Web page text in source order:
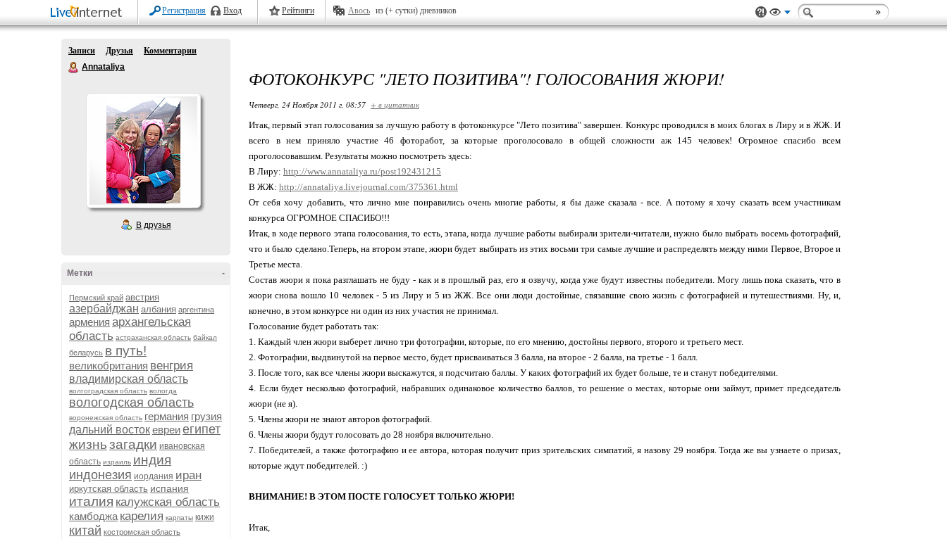
Регистрация Вход Рейтинги Авось из (+ сутки) дневников
Записи Друзья
Комментарии
Annataliya
В друзья
-
Метки
Пермский край австрия
азербайджан албания аргентина
армения архангельская
область астраханская область байкал
беларусь в путь!
великобритания венгрия
владимирская область
волгоградская область вологда
вологодская область
воронежская область германия грузия
дальний востокевреиегипет
жизньзагадки ивановская
область израиль индия
индонезия иордания иран
иркутская область испания
италия калужская область
камбоджа карелия карпаты кижи
китай костромская область
ФОТОКОНКУРС "ЛЕТО ПОЗИТИВА"! ГОЛОСОВАНИЯ ЖЮРИ!
Четверг, 24 Ноября 2011 г. 08:57 + в цитатник
Итак, первый этап голосования за лучшую работу в фотоконкурсе "Лето позитива" завершен. Конкурс проводился в моих блогах в Лиру и в ЖЖ. И
всего в нем приняло участие 46 фоторабот, за которые проголосовало в общей сложности аж 145 человек! Огромное спасибо всем
проголосовавшим. Результаты можно посмотреть здесь:
В Лиру: http://www.annataliya.ru/post192431215
В ЖЖ: http://annataliya.livejournal.com/375361.html
От себя хочу добавить, что лично мне понравились очень многие работы, я бы даже сказала - все. А потому я хочу сказать всем участникам
конкурса ОГРОМНОЕ СПАСИБО!!!
Итак, в ходе первого этапа голосования, то есть, этапа, когда лучшие работы выбирали зрители-читатели, нужно было выбрать восемь фотографий,
что и было сделано.Теперь, на втором этапе, жюри будет выбирать из этих восьми три самые лучшие и распределять между ними Первое, Второе и
Третье места.
Состав жюри я пока разглашать не буду - как и в прошлый раз, его я озвучу, когда уже будут известны победители. Могу лишь пока сказать, что в
жюри снова вошло 10 человек - 5 из Лиру и 5 из ЖЖ. Все они люди достойные, связавшие свою жизнь с фотографией и путешествиями. Ну, и,
конечно, в этом конкурсе ни один из них участия не принимал.
Голосование будет работать так:
1. Каждый член жюри выберет лично три фотографии, которые, по его мнению, достойны первого, второго и третьего мест.
2. Фотографии, выдвинутой на первое место, будет присваиваться 3 балла, на второе - 2 балла, на третье - 1 балл.
3. После того, как все члены жюри выскажутся, я подсчитаю баллы. У каких фотографий их будет больше, те и станут победителями.
4. Если будет несколько фотографий, набравших одинаковое количество баллов, то решение о местах, которые они займут, примет председатель
жюри (не я).
5. Члены жюри не знают авторов фотографий.
6. Члены жюри будут голосовать до 28 ноября включительно.
7. Победителей, а также фотографию и ее автора, которая получит приз зрительских симпатий, я назову 29 ноября. Тогда же вы узнаете о призах,
которые ждут победителей. :)
ВНИМАНИЕ! В ЭТОМ ПОСТЕ ГОЛОСУЕТ ТОЛЬКО ЖЮРИ!
Итак,